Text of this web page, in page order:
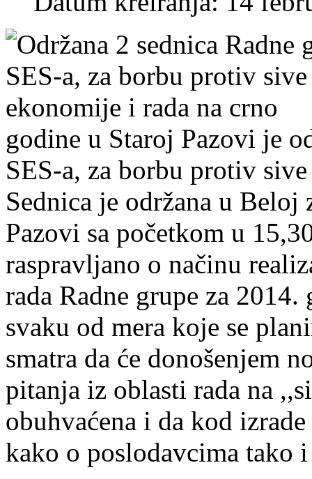
godine u Staroj Pazovi je
SES-a, za borbu protiv
Sednica je održana u
Pazovi sa početkom u
raspravljano o načinu
rada Radne grupe za
svaku od mera koje se
smatra da će donošenjem
pitanja iz oblasti rada na
obuhvaćena i da kod
kako o poslodavcima tako